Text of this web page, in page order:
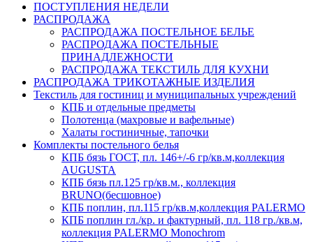
ПОСТУПЛЕНИЯ НЕДЕЛИ
РАСПРОДАЖА
РАСПРОДАЖА ПОСТЕЛЬНОЕ БЕЛЬЕ
РАСПРОДАЖА ПОСТЕЛЬНЫЕ
ПРИНАДЛЕЖНОСТИ
РАСПРОДАЖА ТЕКСТИЛЬ ДЛЯ КУХНИ
РАСПРОДАЖА ТРИКОТАЖНЫЕ ИЗДЕЛИЯ
Текстиль для гостиниц и муниципальных учреждений
КПБ и отдельные предметы
Полотенца (махровые и вафельные)
Халаты гостиничные, тапочки
Комплекты постельного белья
КПБ бязь ГОСТ, пл. 146+/-6 гр/кв.м,коллекция
AUGUSTA
КПБ бязь пл.125 гр/кв.м., коллекция
BRUNO(бесшовное)
КПБ поплин, пл.115 гр/кв.м,коллекция PALERMO
КПБ поплин гл./кр. и фактурный, пл. 118 гр./кв.м,
коллекция PALERMO Monochrom